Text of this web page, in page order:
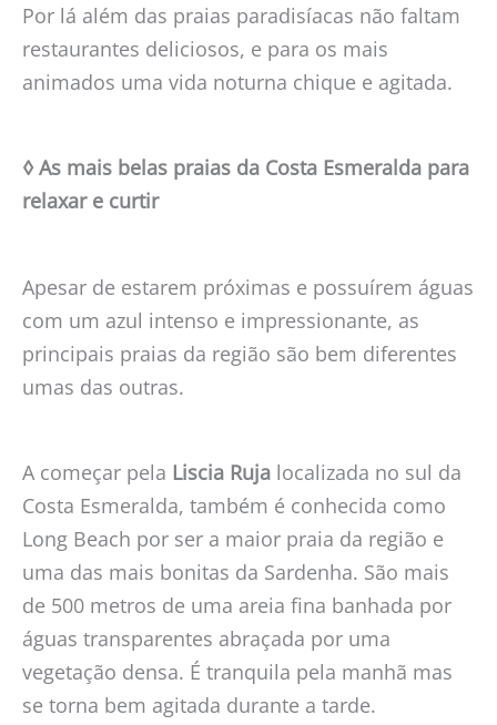
Por lá além das praias paradisíacas não faltam
restaurantes deliciosos, e para os mais
animados uma vida noturna chique e agitada.
◊ As mais belas praias da Costa Esmeralda para
relaxar e curtir
Apesar de estarem próximas e possuírem águas
com um azul intenso e impressionante, as
principais praias da região são bem diferentes
umas das outras.
A começar pela Liscia Ruja localizada no sul da
Costa Esmeralda, também é conhecida como
Long Beach por ser a maior praia da região e
uma das mais bonitas da Sardenha. São mais
de 500 metros de uma areia fina banhada por
águas transparentes abraçada por uma
vegetação densa. É tranquila pela manhã mas
se torna bem agitada durante a tarde.